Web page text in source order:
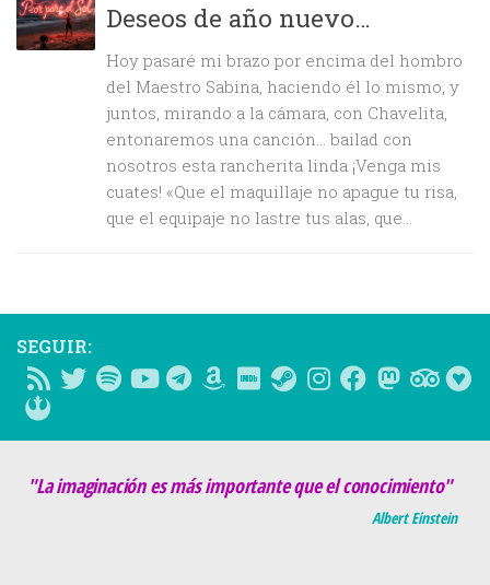
Deseos de año nuevo…
Hoy pasaré mi brazo por encima del hombro
del Maestro Sabina, haciendo él lo mismo, y
juntos, mirando a la cámara, con Chavelita,
entonaremos una canción… bailad con
nosotros esta rancherita linda ¡Venga mis
cuates! «Que el maquillaje no apague tu risa,
que el equipaje no lastre tus alas, que...
SEGUIR:
"La imaginación es más importante que el conocimiento"
Albert Einstein